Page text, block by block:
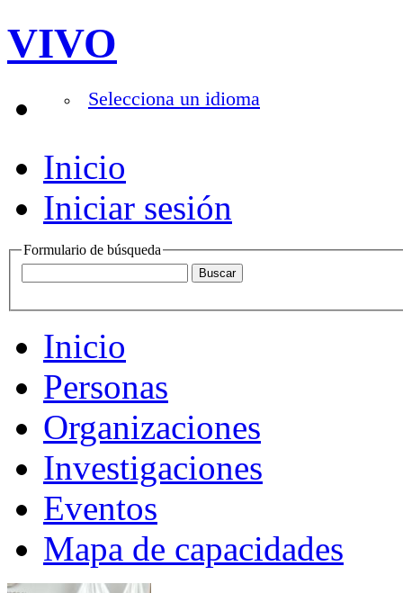
VIVO
Selecciona un idioma
Inicio
Iniciar sesión
Formulario de búsqueda
Inicio
Personas
Organizaciones
Investigaciones
Eventos
Mapa de capacidades